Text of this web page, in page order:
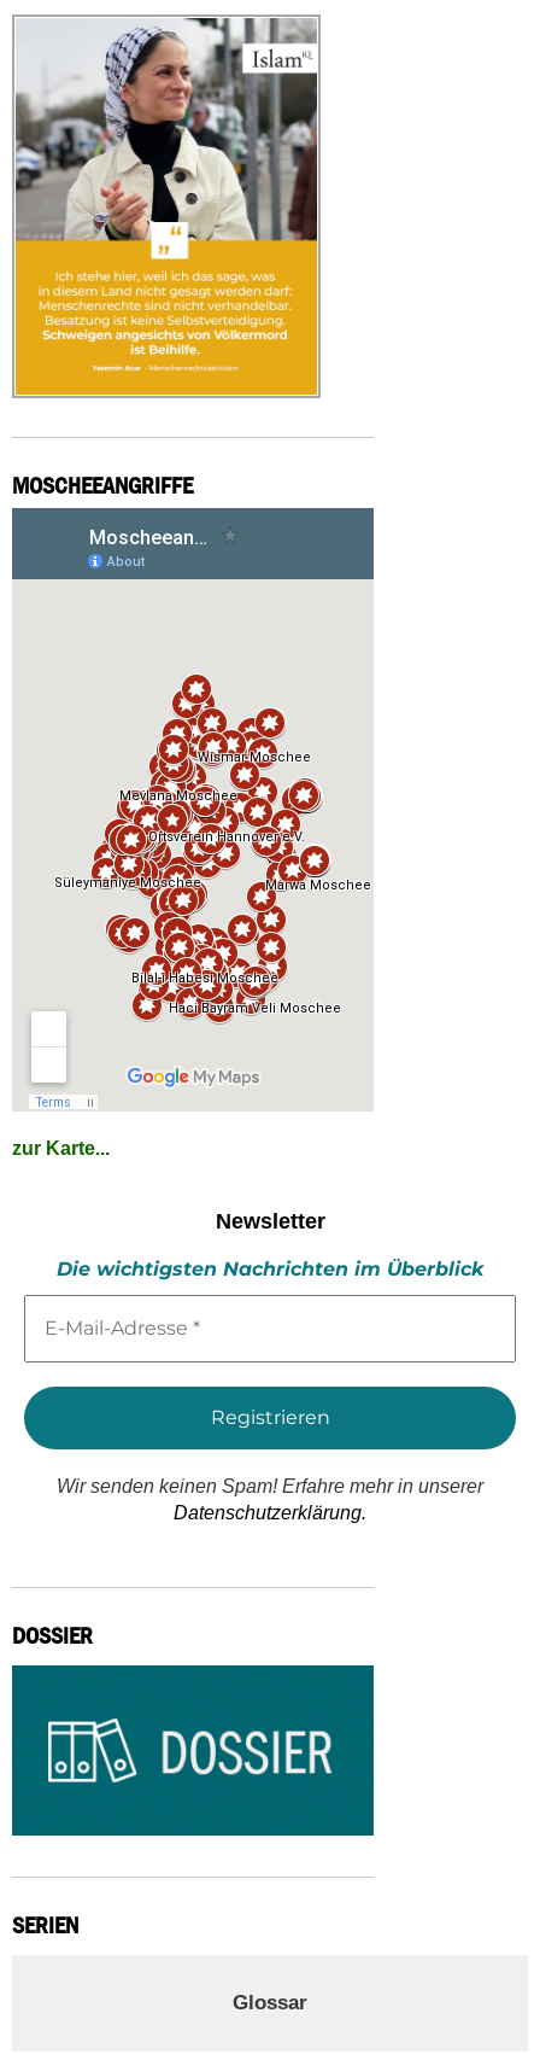
MOSCHEEANGRIFFE
zur Karte...
Newsletter
Die wichtigsten Nachrichten im Überblick
Mail-
*
Wir senden keinen Spam! Erfahre mehr in unserer
Datenschutzerklärung.
DOSSIER
SERIEN
Glossar